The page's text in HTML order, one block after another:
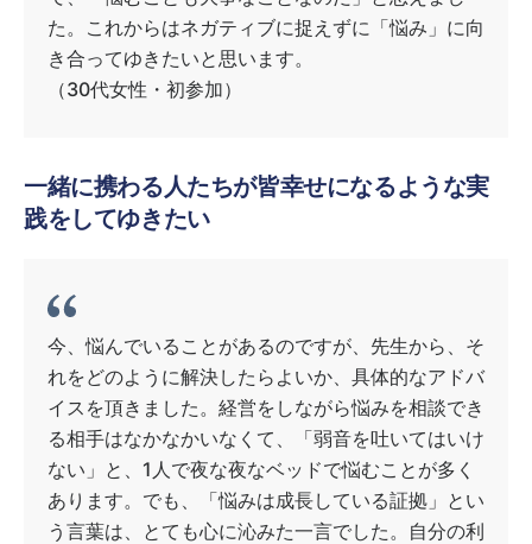
た。これからはネガティブに捉えずに「悩み」に向
き合ってゆきたいと思います。
（30代女性・初参加）
一緒に携わる人たちが皆幸せになるような実
践をしてゆきたい
今、悩んでいることがあるのですが、先生から、そ
れをどのように解決したらよいか、具体的なアドバ
イスを頂きました。経営をしながら悩みを相談でき
る相手はなかなかいなくて、「弱音を吐いてはいけ
ない」と、1人で夜な夜なベッドで悩むことが多く
あります。でも、「悩みは成長している証拠」とい
う言葉は、とても心に沁みた一言でした。自分の利